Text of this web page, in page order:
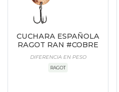
CUCHARA ESPAÑOLA
RAGOT RAN #COBRE
DIFERENCIA EN PESO
RAGOT